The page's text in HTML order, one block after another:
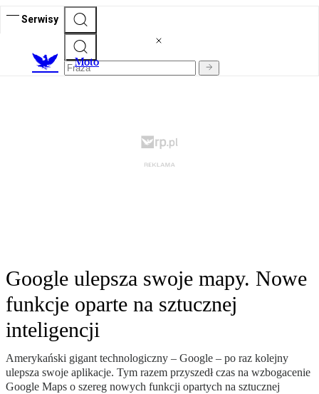
Serwisy
Moto
Google ulepsza swoje mapy. Nowe
funkcje oparte na sztucznej
inteligencji
Amerykański gigant technologiczny – Google – po raz kolejny
ulepsza swoje aplikacje. Tym razem przyszedł czas na wzbogacenie
Google Maps o szereg nowych funkcji opartych na sztucznej